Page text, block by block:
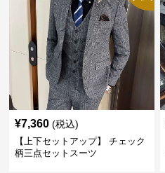
¥7,360 (税込)
【上下セットアップ】 チェック
柄三点セットスーツ